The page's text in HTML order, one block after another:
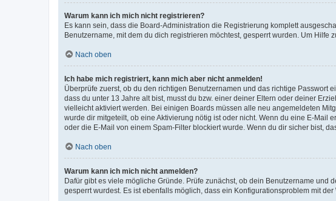
Warum kann ich mich nicht registrieren?
Es kann sein, dass die Board-Administration die Registrierung komplett
Benutzername, mit dem du dich registrieren möchtest, gesperrt wurden. Um Hilfe
Nach oben
Ich habe mich registriert, kann mich aber nicht anmelden!
Überprüfe zuerst, ob du den richtigen Benutzernamen und das richtige Passwort
dass du unter 13 Jahre alt bist, musst du bzw. einer deiner Eltern oder deiner
vielleicht aktiviert werden. Bei einigen Boards müssen alle neu angemeldeten
wurde dir mitgeteilt, ob eine Aktivierung nötig ist oder nicht. Wenn du eine E-
oder die E-Mail von einem Spam-Filter blockiert wurde. Wenn du dir sicher bist,
Nach oben
Warum kann ich mich nicht anmelden?
Dafür gibt es viele mögliche Gründe. Prüfe zunächst, ob dein Benutzername
gesperrt wurdest. Es ist ebenfalls möglich, dass ein Konfigurationsproblem mit